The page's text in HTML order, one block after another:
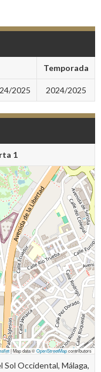
Temporada
2025 2024/2025
1
|Map data ©OpenStreetMapcontributors
Sol Occidental, Málaga,